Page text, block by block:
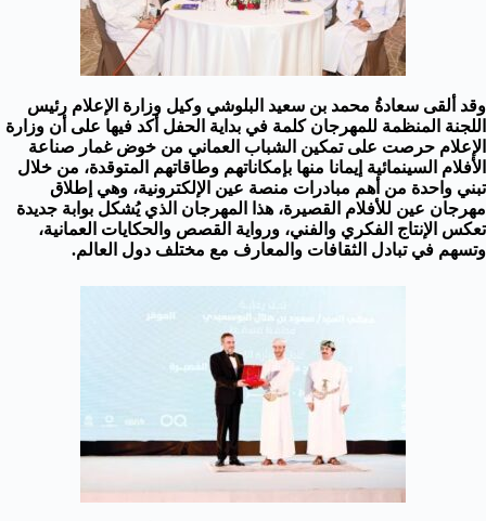
وقد ألقى سعادةُ محمد بن سعيد البلوشي وكيل وزارة الإعلام رئيس
اللجنة المنظمة للمهرجان كلمة في بداية الحفل أكد فيها على أن وزارة
الإعلام حرصت على تمكين الشباب العماني من خوض غمار صناعة
الأفلام السينمائية إيمانا منها بإمكاناتهم وطاقاتهم المتوقدة، من خلال
تبني واحدة من أهم مبادرات منصة عين الإلكترونية، وهي إطلاق
مهرجان عين للأفلام القصيرة، هذا المهرجان الذي يُشكل بوابة جديدة
تعكس الإنتاج الفكري والفني، ورواية القصص والحكايات العمانية،
وتسهم في تبادل الثقافات والمعارف مع مختلف دول العالم.